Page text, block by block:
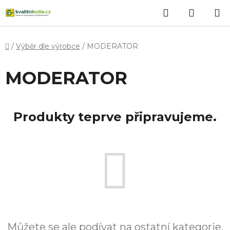
na
obsah
Hledat
KOŠÍK
Domů
/ Výběr dle výrobce / MODERATOR
MODERATOR
Produkty teprve připravujeme.
Můžete se ale podívat na ostatní kategorie.